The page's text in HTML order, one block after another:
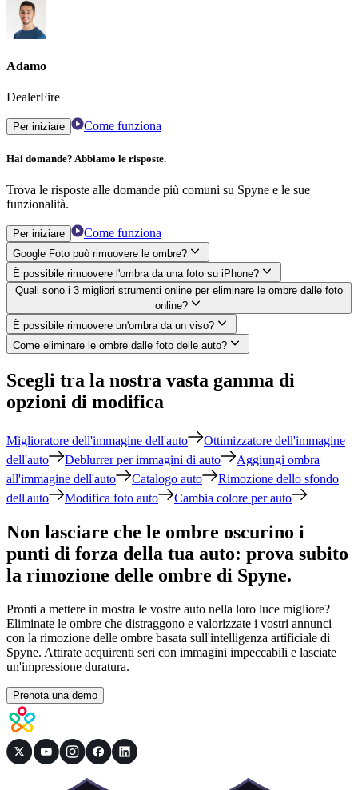
Adamo
DealerFire
Per iniziare Come funziona
Hai domande? Abbiamo le risposte.
Trova le risposte alle domande più comuni su Spyne e le sue
funzionalità.
Per iniziare Come funziona
Google Foto può rimuovere le ombre?
È possibile rimuovere l'ombra da una foto su iPhone?
Quali sono i 3 migliori strumenti online per eliminare le ombre dalle foto
online?
È possibile rimuovere un'ombra da un viso?
Come eliminare le ombre dalle foto delle auto?
Scegli tra la nostra vasta gamma di
opzioni di modifica
Miglioratore dell'immagine dell'auto
Ottimizzatore dell'immagine
dell'auto
Deblurrer per immagini di auto
Aggiungi ombra
all'immagine dell'auto
Catalogo auto
Rimozione dello sfondo
dell'auto
Modifica foto auto Cambia colore per auto
Non lasciare che le ombre oscurino i
punti di forza della tua auto: prova subito
la rimozione delle ombre di Spyne.
Pronti a mettere in mostra le vostre auto nella loro luce migliore?
Eliminate le ombre che distraggono e valorizzate i vostri annunci
con la rimozione delle ombre basata sull'intelligenza artificiale di
Spyne. Attirate acquirenti seri con immagini impeccabili e lasciate
un'impressione duratura.
Prenota una demo